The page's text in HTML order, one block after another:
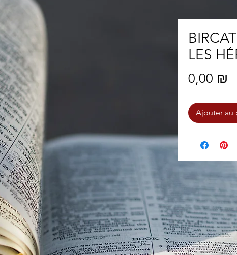
LES
0,00 ₪
Ajouter au